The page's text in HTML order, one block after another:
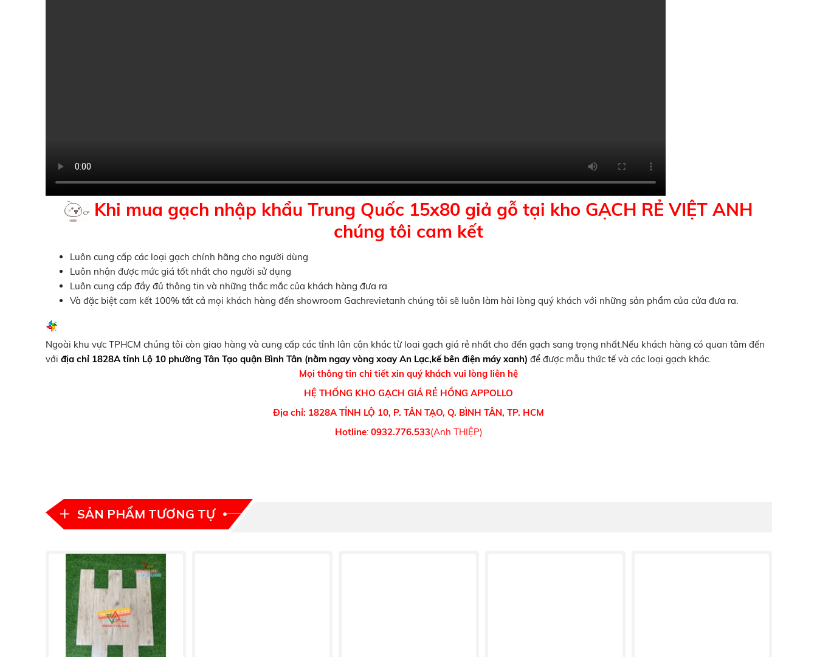
Khi mua gạch nhập khẩu Trung Quốc 15x80 giả gỗ tại kho GẠCH RẺ VIỆT ANH
chúng tôi cam kết
Luôn cung cấp các loại gạch chính hãng cho người dùng
Luôn nhận được mức giá tốt nhất cho người sử dụng
Luôn cung cấp đầy đủ thông tin và những thắc mắc của khách hàng đưa ra
Và đặc biệt cam kết 100% tất cả mọi khách hàng đến showroom Gachrevietanh chúng tôi sẽ luôn làm hài lòng quý khách với những sản phẩm của cửa đưa ra.
Ngoài khu vực TPHCM chúng tôi còn giao hàng và cung cấp các tỉnh lân cận khác từ loại gạch giá rẻ nhất cho đến gạch sang trọng nhất.Nếu khách hàng có quan tâm đến
với địa chỉ 1828A tỉnh Lộ 10 phường Tân Tạo quận Bình Tân (nằm ngay vòng xoay An Lạc,kế bên điện máy xanh) để được mẫu thức tế và các loại gạch khác.
Mọi thông tin chi tiết xin quý khách vui lòng liên hệ
HỆ THỐNG KHO GẠCH GIÁ RẺ HỒNG APPOLLO
Địa chỉ: 1828A TỈNH LỘ 10, P. TÂN TẠO, Q. BÌNH TÂN, TP. HCM
Hotline: 0932.776.533(Anh THIỆP)
SẢN PHẨM TƯƠNG TỰ